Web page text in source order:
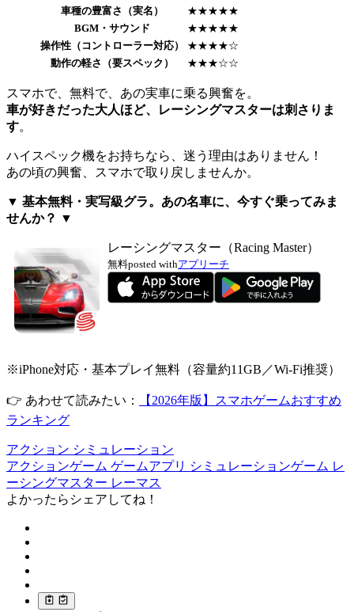
車種の豊富さ（実名）
★★★★★
BGM・サウンド
★★★★★
操作性（コントローラー対応）
★★★★☆
動作の軽さ（要スペック）
★★★☆☆
スマホで、無料で、あの実車に乗る興奮を。
車が好きだった大人ほど、レーシングマスターは刺さりま
す。
ハイスペック機をお持ちなら、迷う理由はありません！
あの頃の興奮、スマホで取り戻しませんか。
▼ 基本無料・実写級グラ。あの名車に、今すぐ乗ってみま
せんか？ ▼
レーシングマスター（Racing Master）
無料posted withアプリーチ
※iPhone対応・基本プレイ無料（容量約11GB／Wi-Fi推奨）
👉 あわせて読みたい：
【2026年版】スマホゲームおすすめ
ランキング
アクション シミュレーション
アクションゲーム ゲームアプリ シミュレーションゲーム レ
ーシングマスター レーマス
よかったらシェアしてね！